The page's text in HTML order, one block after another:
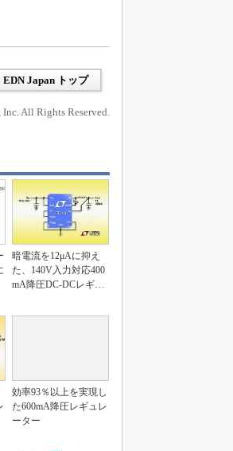
EDN Japan トップ
All Rights Reserved.
暗電流を12μAに抑え
た、140V入力対応400
mA降圧DC-DCレギュ
効率93％以上を実現し
た600mA降圧レギュレ
ーター